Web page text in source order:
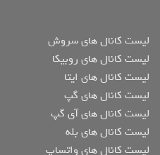
لیست کانال های سروش
لیست کانال های روبیکا
لیست کانال های ایتا
لیست کانال های گپ
لیست کانال های آی گپ
لیست کانال های بله
لیست کانال های واتساپ